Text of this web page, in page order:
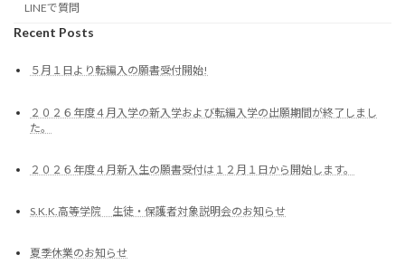
LINEで質問
Recent Posts
５月１日より転編入の願書受付開始!
２０２６年度４月入学の新入学および転編入学の出願期間が終了しまし
た。
２０２６年度４月新入生の願書受付は１２月１日から開始します。
S.K.K.高等学院 生徒・保護者対象説明会のお知らせ
夏季休業のお知らせ